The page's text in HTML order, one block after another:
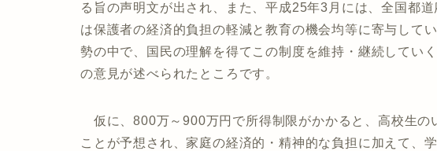
る旨の声明文が出され、また、平成25年3月には、全国都
は保護者の経済的負担の軽減と教育の機会均等に寄与して
勢の中で、国民の理解を得てこの制度を維持・継続してい
の意見が述べられたところです。
仮に、800万～900万円で所得制限がかかると、高校生の
ことが予想され、家庭の経済的・精神的な負担に加えて、